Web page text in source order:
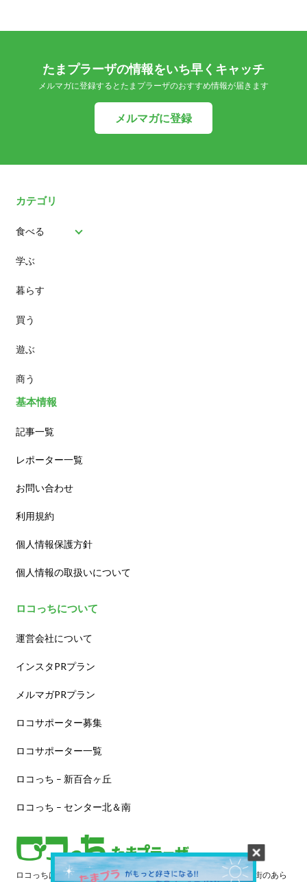
たまプラーザの情報をいち早くキャッチ
メルマガに登録するとたまプラーザのおすすめ情報が届きます
メルマガに登録
カテゴリ
食べる
パン
スイーツ
ランチ
カフェ
学ぶ
暮らす
買う
遊ぶ
商う
基本情報
記事一覧
レポーター一覧
お問い合わせ
利用規約
個人情報保護方針
個人情報の取扱いについて
ロコっちについて
運営会社について
インスタPRプラン
メルマガPRプラン
ロコサポーター募集
ロコサポーター一覧
ロコっち – 新百合ヶ丘
ロコっち – センター北＆南
ロコっちは、あなたのジモト体験を豊かにする情報サイトです。街のあら